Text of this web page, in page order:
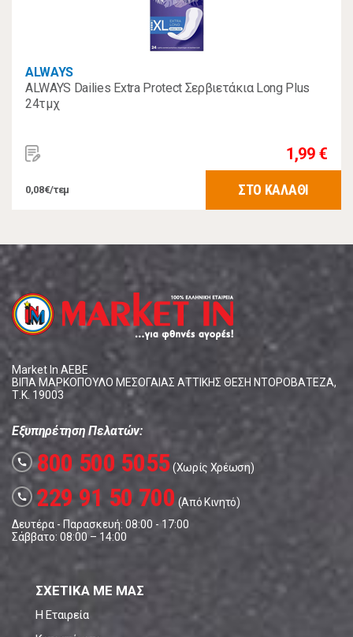
ALWAYS
ALWAYS Dailies Extra Protect Σερβιετάκια Long Plus
24τμχ
1,99 €
0,08€/τεμ ΣΤΟ ΚΑΛΑΘΙ
Market In ΑΕΒΕ
ΒΙΠΑ ΜΑΡΚΟΠΟΥΛΟ ΜΕΣΟΓΑΙΑΣ ΑΤΤΙΚΗΣ ΘΕΣΗ ΝΤΟΡΟΒΑΤΕΖΑ,
Τ.Κ. 19003
Εξυπηρέτηση Πελατών:
call 800 500 5055(Χωρίς Χρέωση)
call 229 91 50 700 (Από Κινητό)
Δευτέρα - Παρασκευή: 08:00 - 17:00
Σάββατο: 08:00 – 14:00
ΣΧΕΤΙΚΑ ΜΕ ΜΑΣ
Η Εταιρεία